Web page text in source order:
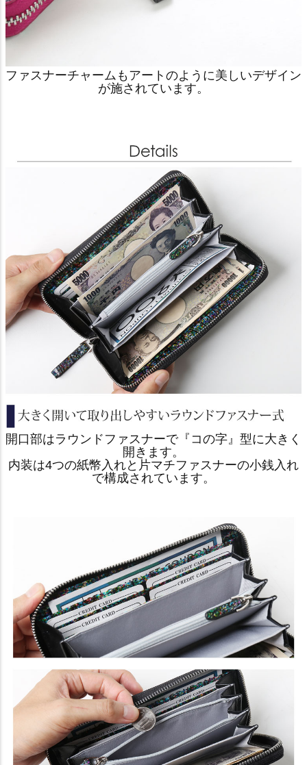
ファスナーチャームもアートのように美しいデザイン
が施されています。
開口部はラウンドファスナーで『コの字』型に大きく
開きます。
内装は4つの紙幣入れと片マチファスナーの小銭入れ
で構成されています。